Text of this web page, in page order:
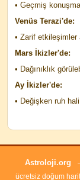
• Geçmiş
Venüs Terazi'de:
• Zarif etkileşimler
Mars İkizler'de:
• Dağınıklık
Ay İkizler'de:
• Değişken ruh
Astroloji.org
ücretsiz doğum